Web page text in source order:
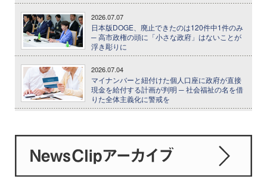
2026.07.07
日本版DOGE、廃止できたのは120件中1件のみ
─ 高市政権の頭に「小さな政府」はないことが
浮き彫りに
2026.07.04
マイナンバーと紐付けた個人口座に政府が直接
現金を給付する計画が判明 ─ 社会福祉の名を借
りた全体主義化に警戒を